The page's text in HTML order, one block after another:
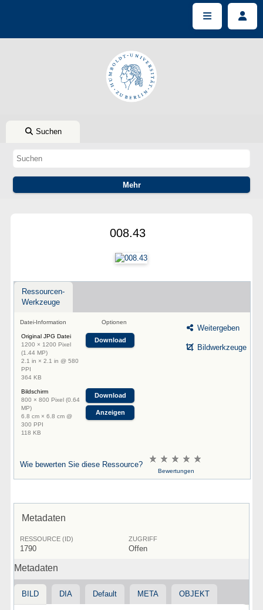
Suchen
008.43
Ressourcen-
Werkzeuge
Datei-Information Optionen
Original JPG Datei
1200 × 1200 Pixel
(1.44 MP)
2.1 in × 2.1 in @ 580
PPI
364 KB
Download
Bildschirm
800 × 800 Pixel (0.64
MP)
6.8 cm × 6.8 cm @
300 PPI
118 KB
Download
Anzeigen
Weitergeben
Bildwerkzeuge
Wie bewerten Sie diese Ressource?
Bewertungen
Metadaten
RESSOURCE (ID)
1790
ZUGRIFF
Offen
Metadaten
BILD DIA Default META OBJEKT